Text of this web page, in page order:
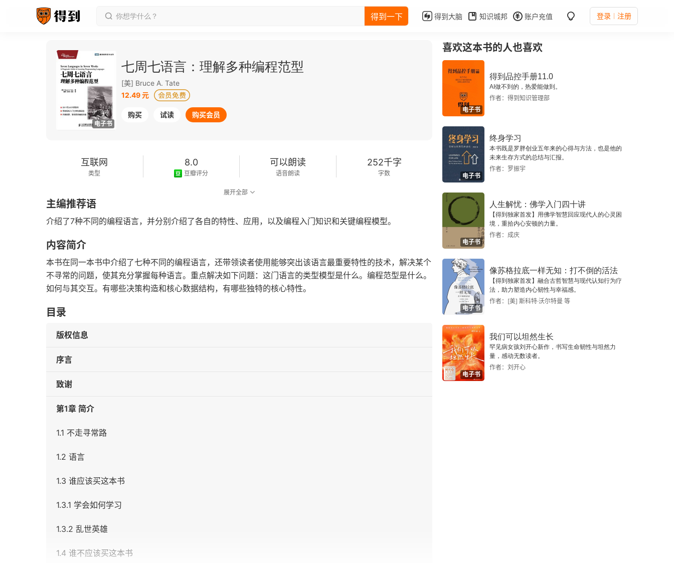
得到一下 得到大脑 知识城邦 账户充值 登录 注册
电子书
七周七语言：理解多种编程范型
[美] Bruce A. Tate
12.49 元
购买 试读 购买会员
互联网
类型
8.0
豆瓣评分
可以朗读
语音朗读
252千字
字数
发行日期
展开全部
主编推荐语
介绍了7种不同的编程语言，并分别介绍了各自的特性、应用，以及编程入门知识和关键编程模型。
内容简介
本书在同一本书中介绍了七种不同的编程语言，还带领读者使用能够突出该语言最重要特性的技术，解决某个
不寻常的问题，使其充分掌握每种语言。重点解决如下问题：这门语言的类型模型是什么。编程范型是什么。
如何与其交互。有哪些决策构造和核心数据结构，有哪些独特的核心特性。
目录
版权信息
序言
致谢
第1章 简介
1.1 不走寻常路
1.2 语言
1.3 谁应该买这本书
1.3.1 学会如何学习
1.3.2 乱世英雄
1.4 谁不应该买这本书
喜欢这本书的人也喜欢
电子书
得到品控手册11.0
AI做不到的，热爱能做到。
作者：得到知识管理部
电子书
终身学习
本书既是罗胖创业五年来的心得与方法，也是他的
未来生存方式的总结与汇报。
作者：罗振宇
电子书
人生解忧：佛学入门四十讲
【得到独家首发】用佛学智慧回应现代人的心灵困
境，重拾内心安顿的力量。
作者：成庆
电子书
像苏格拉底一样无知：打不倒的活法
【得到独家首发】融合古哲智慧与现代认知行为疗
法，助力塑造内心韧性与幸福感。
作者：[美] 斯科特·沃尔特曼 等
电子书
我们可以坦然生长
罕见病女孩刘开心新作，书写生命韧性与坦然力
量，感动无数读者。
作者：刘开心